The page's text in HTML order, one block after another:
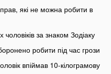
які не можна робити в
за знаком Зодіаку
робити під час грози
впіймав 10-кілограмову